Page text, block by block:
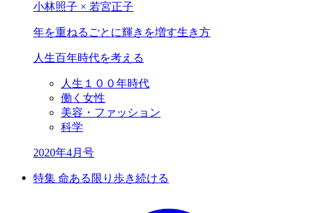
小林照子 × 若宮正子
年を重ねるごとに輝きを増す生き方
人生百年時代を考える
人生１００年時代
働く女性
美容・ファッション
科学
2020年4月号
特集 命ある限り歩き続ける